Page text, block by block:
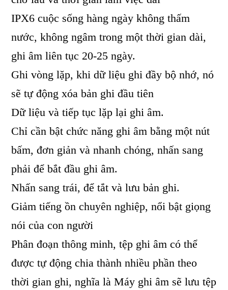
IPX6 cuộc sống hàng ngày không thấm
nước, không ngâm trong một thời gian dài,
ghi âm liên tục 20-25 ngày.
Ghi vòng lặp, khi dữ liệu ghi đầy bộ nhớ, nó
sẽ tự động xóa bản ghi đầu tiên
Dữ liệu và tiếp tục lặp lại ghi âm.
Chỉ cần bật chức năng ghi âm bằng một nút
bấm, đơn giản và nhanh chóng, nhấn sang
phải để bắt đầu ghi âm.
Nhấn sang trái, để tắt và lưu bản ghi.
Giảm tiếng ồn chuyên nghiệp, nổi bật giọng
nói của con người
Phân đoạn thông minh, tệp ghi âm có thể
được tự động chia thành nhiều phần theo
thời gian ghi, nghĩa là Máy ghi âm sẽ lưu tệp